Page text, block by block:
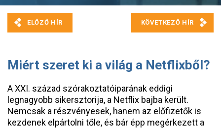
Miért szeret ki a világ a Netflixből?
A XXI. század szórakoztatóiparának eddigi
legnagyobb sikersztorija, a Netflix bajba került.
Nemcsak a részvényesek, hanem az előfizetők is
kezdenek elpártolni tőle, és bár épp megérkezett a